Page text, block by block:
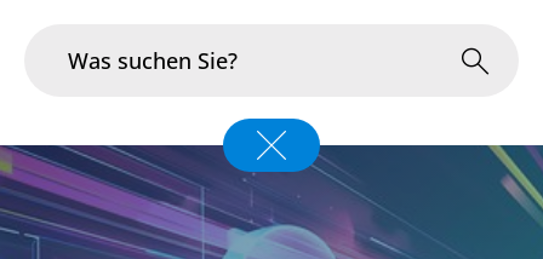
Branchen
Im Fokus